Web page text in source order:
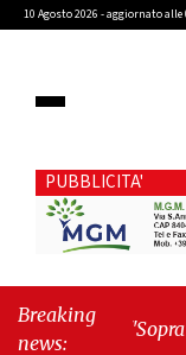
10 Agosto 2026 - aggiornato alle
PUBBLICITA'
Breaking
news:
"Sopra il